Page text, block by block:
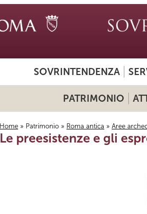
SOVRINTENDENZA
PATRIMONIO
Tu sei qui
Home » Patrimonio » Roma antica » Aree
Le preesistenze e gli